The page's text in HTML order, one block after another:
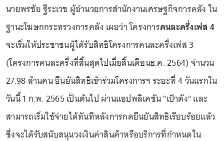
นายพรชัย ฐีระเวช ผู้อำนวยการสำนักงานเศรษฐกิจการคลัง ใน
ฐานะโฆษกกระทรวงการคลัง เผยว่า โครงการคนละครึ่งเฟส 4
จะเริ่มให้ประชาชนผู้ได้รับสิทธิโครงการคนละครึ่งเฟส 3
(โครงการคนละครึ่งที่สิ้นสุดไปเมื่อสิ้นเดือนธ.ค. 2564) จำนวน
27.98 ล้านคน ยืนยันสิทธิเข้าร่วมโครงการฯ ระยะที่ 4 วันแรกใน
วันนี้ 1 ก.พ. 2565 เป็นต้นไป ผ่านแอปพลิเคชัน "เป๋าตัง" และ
สามารถเริ่มใช้จ่ายได้ทันทีหลังการกดยืนยันสิทธิเรียบร้อยแล้ว
ซึ่งจะได้รับสนับสนุนวงเงินค่าสินค้าหรือบริการที่กำหนดใน